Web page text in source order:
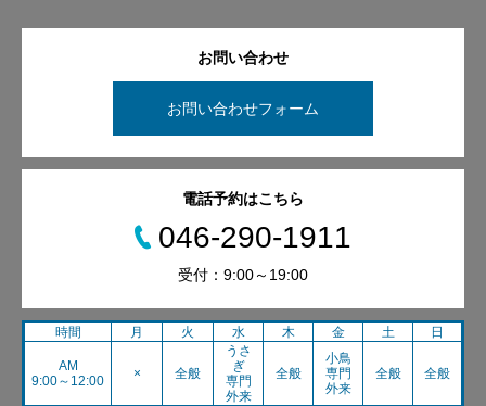
お問い合わせ
お問い合わせフォーム
電話予約はこちら
046-290-1911
受付：9:00～19:00
時間 月 火 水 木 金 土 日
AM
9:00～12:00
× 全般
うさ
ぎ
専門
外来
全般
小鳥
専門
外来
全般 全般